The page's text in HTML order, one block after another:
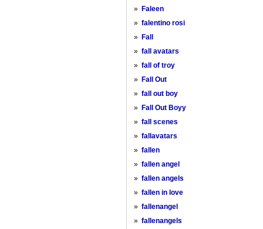
» Faleen
» falentino rosi
» Fall
» fall avatars
» fall of troy
» Fall Out
» fall out boy
» Fall Out Boyy
» fall scenes
» fallavatars
» fallen
» fallen angel
» fallen angels
» fallen in love
» fallenangel
» fallenangels